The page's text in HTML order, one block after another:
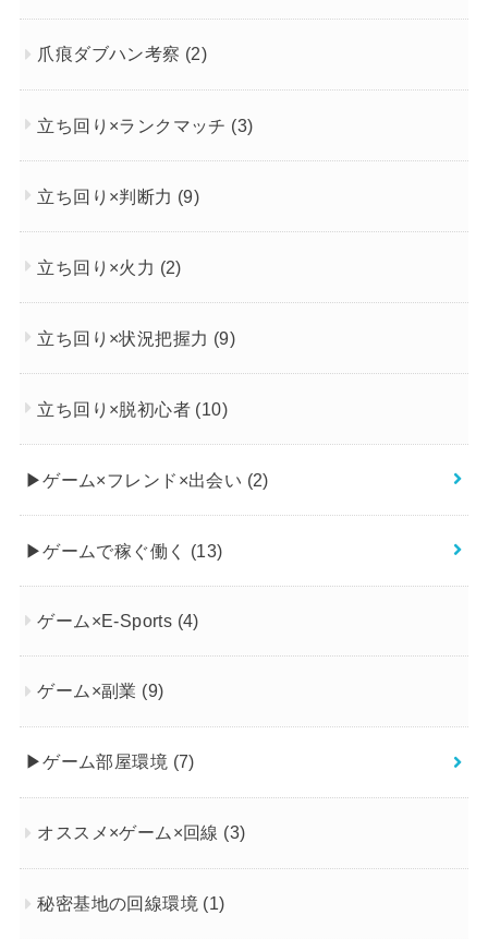
爪痕ダブハン考察 (2)
立ち回り×ランクマッチ (3)
立ち回り×判断力 (9)
立ち回り×火力 (2)
立ち回り×状況把握力 (9)
立ち回り×脱初心者 (10)
▶︎ゲーム×フレンド×出会い (2)
▶︎ゲームで稼ぐ働く (13)
ゲーム×E-Sports (4)
ゲーム×副業 (9)
▶︎ゲーム部屋環境 (7)
オススメ×ゲーム×回線 (3)
秘密基地の回線環境 (1)